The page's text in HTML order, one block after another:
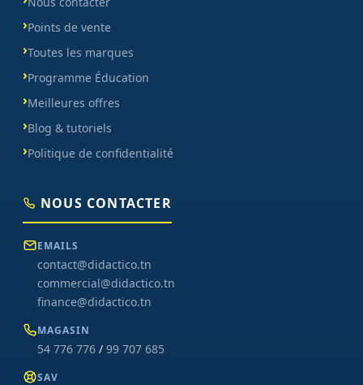
Points de vente
Toutes les marques
Programme Éducation
Meilleures offres
Blog & tutoriels
Politique de confidentialité
NOUS CONTACTER
EMAILS
contact@didactico.tn
commercial@didactico.tn
finance@didactico.tn
MAGASIN
54 776 776 / 99 707 685
SAV